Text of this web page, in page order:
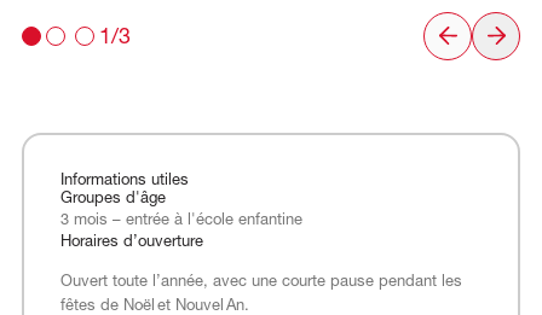
1/3
Informations utiles
Groupes d'âge
3 mois – entrée à l'école enfantine
Horaires d’ouverture
Ouvert toute l’année, avec une courte pause pendant les
fêtes de Noël et Nouvel An.